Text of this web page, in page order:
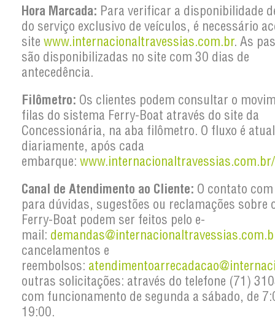
Hora Marcada: Para verificar a disponibilidade
do serviço exclusivo de veículos, é necessário
site www.internacionaltravessias.com.br. As
são disponibilizadas no site com 30 dias de
antecedência.
Filômetro: Os clientes podem consultar o
filas do sistema Ferry-Boat através do site da
Concessionária, na aba filômetro. O fluxo é
diariamente, após cada
embarque:
Canal de Atendimento ao Cliente: O contato
para dúvidas, sugestões ou reclamações sobre
Ferry-Boat podem ser feitos pelo e-
mail:
cancelamentos e
reembolsos:
outras solicitações: através do telefone (71)
com funcionamento de segunda a sábado, de
19:00.